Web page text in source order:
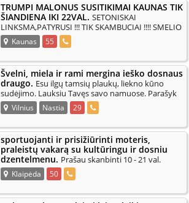
TRUMPI MALONUS SUSITIKIMAI KAUNAS TIK
ŠIANDIENA IKI 22VAL. SETONISKAI
LINKSMA,PATYRUSI !!! TIK SKAMBUCIAI !!!! SMELIO
DEZEJE NEBEZAIDZIU
Kaunas 55
Švelni, miela ir rami mergina ieško dosnaus
draugo. Esu ilgų tamsių plaukų, liekno kūno
sudėjimo. Lauksiu Tavęs savo namuose. Parašyk
man. Foto mano..
Vilnius Nastia 29
sportuojanti ir prisižiūrinti moteris,
praleistų vakarą su kultūringu ir dosniu
dzentelmenu. Prašau skanbinti 10 - 21 val.
Laukiu tik konkrečių pasiūlymų.
Klaipėda 50